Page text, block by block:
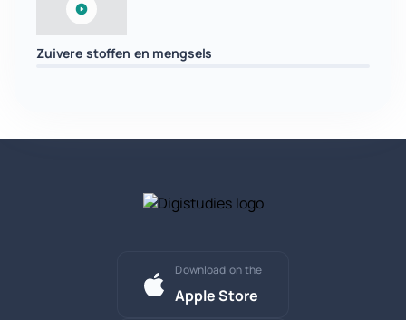
Zuivere stoffen en mengsels
Download on the
Apple Store